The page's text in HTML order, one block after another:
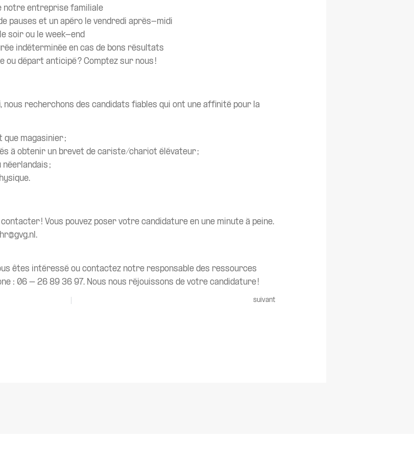
notre entreprise familiale
pauses et un apéro le vendredi après-midi
soir ou le week-end
indéterminée en cas de bons résultats
ou départ anticipé ? Comptez sur nous !
recherchons des candidats fiables qui ont une affinité pour la
que magasinier ;
à obtenir un brevet de cariste/chariot élévateur ;
;
! Vous pouvez poser votre candidature en une minute à peine.
êtes intéressé ou contactez notre responsable des ressources
: 06 – 26 89 36 97. Nous nous réjouissons de votre candidature !
suivant